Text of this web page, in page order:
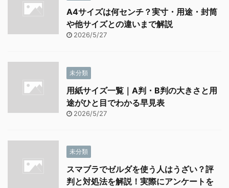
A4サイズは何センチ？実寸・用途・封筒
や他サイズとの違いまで解説
2026/5/27
未分類
用紙サイズ一覧｜A判・B判の大きさと用
途がひと目でわかる早見表
2026/5/27
未分類
スマブラでゼルダを使う人はうざい？評
判と対処法を解説！実際にアンケートを